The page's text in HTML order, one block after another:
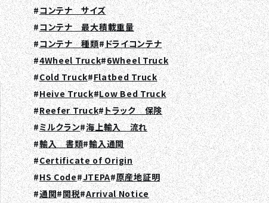
コンテナ サイズ
コンテナ 最大積載重量
コンテナ 種類 ドライコンテナ
4Wheel Truck 6Wheel Truck
Cold Truck Flatbed Truck
Heive Truck Low Bed Truck
Reefer Truck トラック 保険
ミルクラン 海上輸入 流れ
輸入 書類 輸入通関
Certificate of Origin
HS Code JTEPA 原産地証明
通関 関税 Arrival Notice